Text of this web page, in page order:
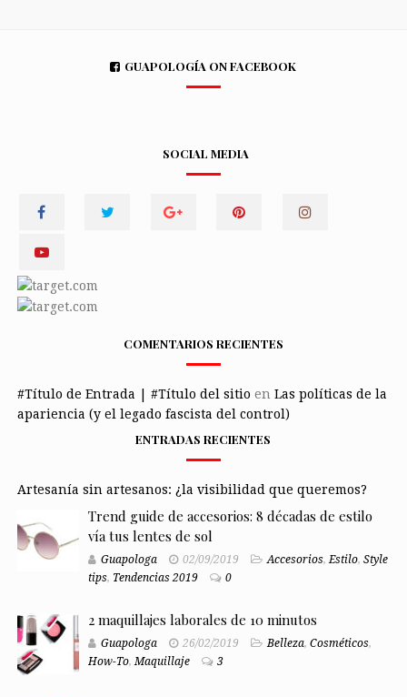
GUAPOLOGÍA ON FACEBOOK
SOCIAL MEDIA
COMENTARIOS RECIENTES
#Título de Entrada | #Título del sitio en Las políticas de la
apariencia (y el legado fascista del control)
ENTRADAS RECIENTES
Artesanía sin artesanos: ¿la visibilidad que queremos?
Trend guide de accesorios: 8 décadas de estilo
vía tus lentes de sol
Guapologa 02/09/2019 Accesorios,Estilo, Style
tips, Tendencias 2019 0
2 maquillajes laborales de 10 minutos
Guapologa 26/02/2019 Belleza, Cosméticos,
How-To,Maquillaje 3